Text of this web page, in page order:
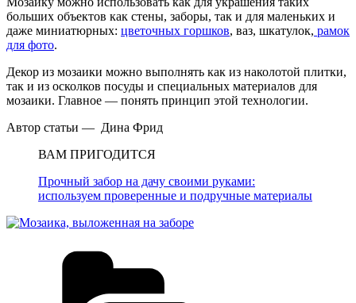
больших объектов как стены, заборы, так и для маленьких и
даже миниатюрных: цветочных горшков, ваз, шкатулок, рамок
для фото.
Декор из мозаики можно выполнять как из наколотой плитки,
так и из осколков посуды и специальных материалов для
мозаики. Главное — понять принцип этой технологии.
Автор статьи — Дина Фрид
ВАМ ПРИГОДИТСЯ
Прочный забор на дачу своими руками:
используем проверенные и подручные материалы